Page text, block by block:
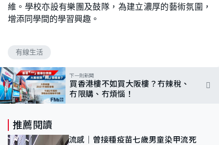
維。學校亦設有樂團及鼓隊，為建立濃厚的藝術氛圍，
增添同學間的學習興趣。
有線生活
下一則新聞
買香港樓不如買大阪樓？冇辣稅、
冇限購、冇煩惱！
推薦閱讀
流感｜曾接種疫苗七歲男童染甲流死